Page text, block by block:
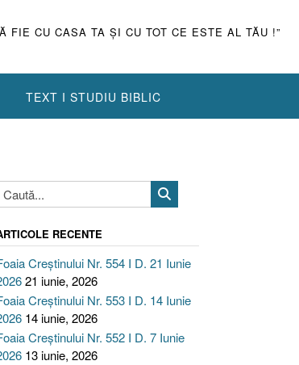
CU CASA TA ŞI CU TOT CE ESTE AL TĂU !”
TEXT I STUDIU BIBLIC
RECENTE
Creștinului Nr. 554 I D. 21 Iunie
21 iunie, 2026
Creștinului Nr. 553 I D. 14 Iunie
14 iunie, 2026
Creștinului Nr. 552 I D. 7 Iunie
13 iunie, 2026